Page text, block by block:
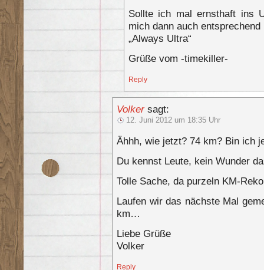
Sollte ich mal ernsthaft ins
mich dann auch entsprechend
„Always Ultra“
Grüße vom -timekiller-
Reply
Volker sagt:
12. Juni 2012 um 18:35 Uhr
Ähhh, wie jetzt? 74 km? Bin ich
Du kennst Leute, kein Wunder
Tolle Sache, da purzeln KM-
Laufen wir das nächste Mal
km…
Liebe Grüße
Volker
Reply